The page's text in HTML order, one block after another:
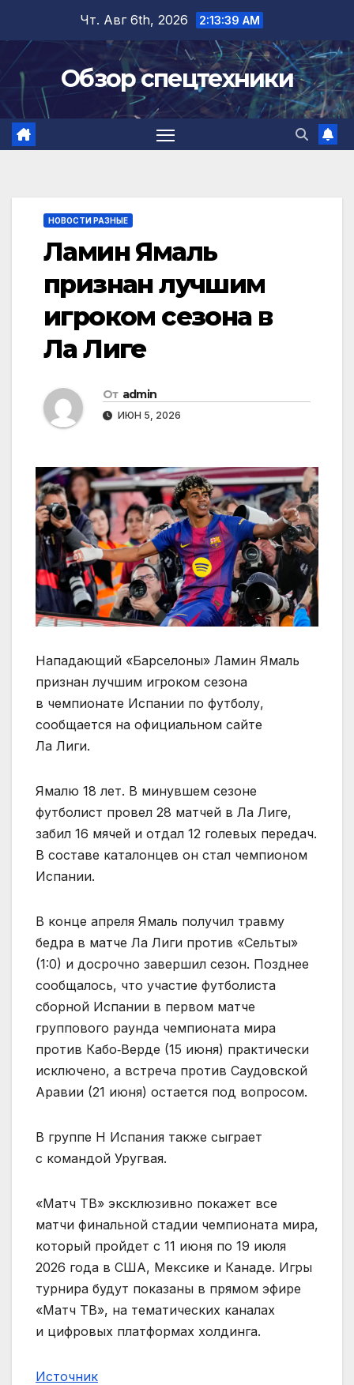
содержимому
Чт. Авг 6th, 2026 2:13:40 AM
Обзор спецтехники
НОВОСТИ РАЗНЫЕ
Ламин Ямаль
признан лучшим
игроком сезона в
Ла Лиге
От admin
ИЮН 5, 2026
Нападающий «Барселоны» Ламин Ямаль
признан лучшим игроком сезона
в чемпионате Испании по футболу,
сообщается на официальном сайте
Ла Лиги.
Ямалю 18 лет. В минувшем сезоне
футболист провел 28 матчей в Ла Лиге,
забил 16 мячей и отдал 12 голевых передач.
В составе каталонцев он стал чемпионом
Испании.
В конце апреля Ямаль получил травму
бедра в матче Ла Лиги против «Сельты»
(1:0) и досрочно завершил сезон. Позднее
сообщалось, что участие футболиста
сборной Испании в первом матче
группового раунда чемпионата мира
против Кабо‑Верде (15 июня) практически
исключено, а встреча против Саудовской
Аравии (21 июня) остается под вопросом.
В группе H Испания также сыграет
с командой Уругвая.
«Матч ТВ» эксклюзивно покажет все
матчи финальной стадии чемпионата мира,
который пройдет c 11 июня по 19 июля
2026 года в США, Мексике и Канаде. Игры
турнира будут показаны в прямом эфире
«Матч ТВ», на тематических каналах
и цифровых платформах холдинга.
Источник